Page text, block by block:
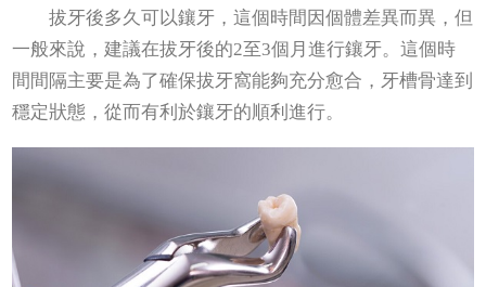
拔牙後多久可以鑲牙，這個時間因個體差異而異，但
一般來說，建議在拔牙後的‌2至3個月‌進行鑲牙。這個時
間間隔主要是為了確保拔牙窩能夠充分愈合，牙槽骨達到
穩定狀態，從而有利於鑲牙的順利進行。